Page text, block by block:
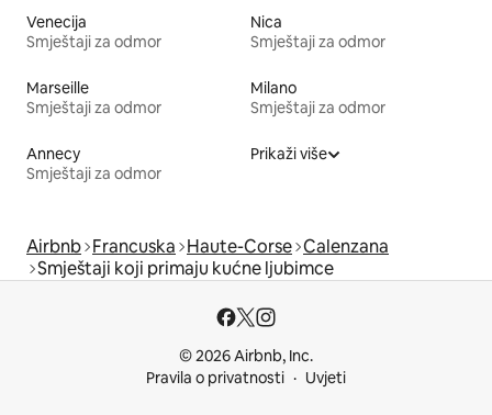
Venecija
Smještaji za odmor
Nica
Smještaji za odmor
Marseille
Smještaji za odmor
Milano
Smještaji za odmor
Annecy
Smještaji za odmor
Prikaži više
Airbnb Francuska Haute-Corse Calenzana
Smještaji koji primaju kućne ljubimce
© 2026 Airbnb, Inc.
Pravila o privatnosti
Uvjeti